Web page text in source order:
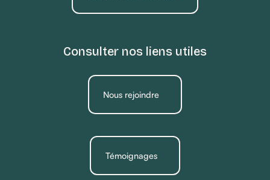
Consulter nos liens utiles
Nous rejoindre
Témoignages